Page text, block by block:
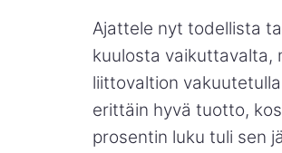
Ajattele nyt todellista
kuulosta vaikuttavalta,
liittovaltion
erittäin hyvä tuotto,
prosentin luku tuli sen